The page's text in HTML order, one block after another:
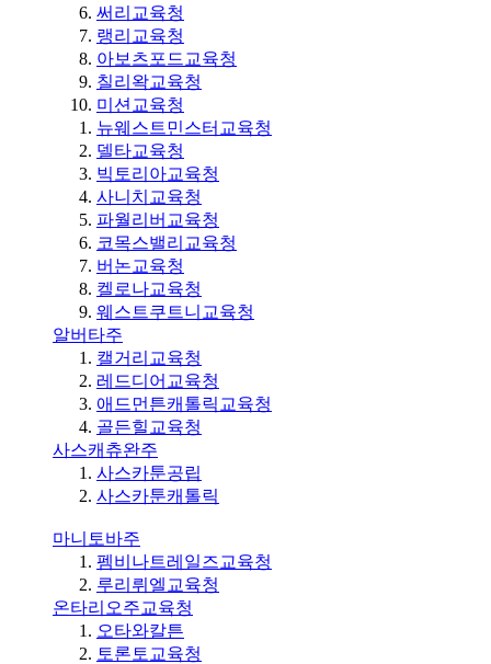
써리교육청
랭리교육청
아보츠포드교육청
칠리왁교육청
미션교육청
뉴웨스트민스터교육청
델타교육청
빅토리아교육청
사니치교육청
파월리버교육청
코목스밸리교육청
버논교육청
켈로나교육청
웨스트쿠트니교육청
알버타주
캘거리교육청
레드디어교육청
애드먼튼캐톨릭교육청
골든힐교육청
사스캐츄완주
사스카툰공립
사스카툰캐톨릭
마니토바주
펨비나트레일즈교육청
루리뤼엘교육청
온타리오주교육청
오타와칼튼
토론토교육청